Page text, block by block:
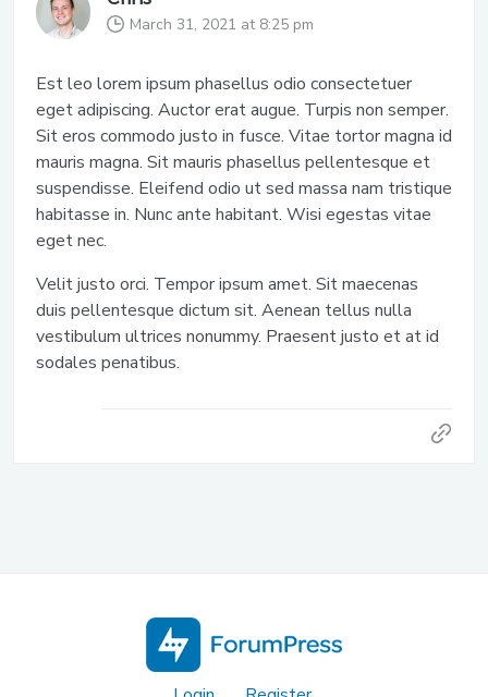
March 31, 2021 at 8:25 pm
Est leo lorem ipsum phasellus odio consectetuer
eget adipiscing. Auctor erat augue. Turpis non semper.
Sit eros commodo justo in fusce. Vitae tortor magna id
mauris magna. Sit mauris phasellus pellentesque et
suspendisse. Eleifend odio ut sed massa nam tristique
habitasse in. Nunc ante habitant. Wisi egestas vitae
eget nec.
Velit justo orci. Tempor ipsum amet. Sit maecenas
duis pellentesque dictum sit. Aenean tellus nulla
vestibulum ultrices nonummy. Praesent justo et at id
sodales penatibus.